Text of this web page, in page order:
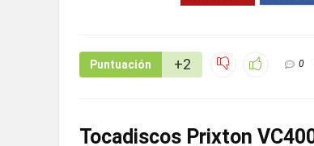
Puntuación +2 0
Tocadiscos Prixton